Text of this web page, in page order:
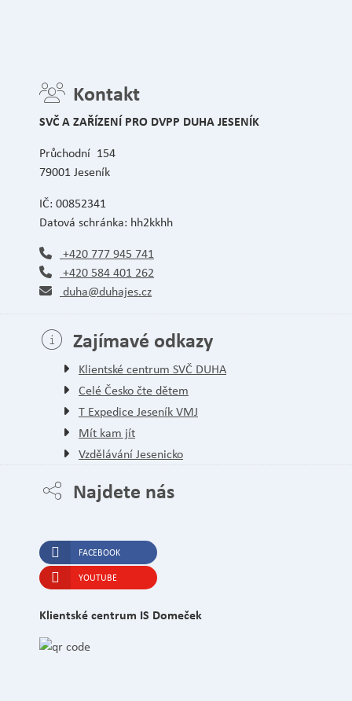
Kontakt
SVČ A ZAŘÍZENÍ PRO DVPP DUHA JESENÍK
Průchodní 154
79001 Jeseník
IČ: 00852341
Datová schránka: hh2kkhh
+420 777 945 741
+420 584 401 262
duha@duhajes.cz
Zajímavé odkazy
Klientské centrum SVČ DUHA
Celé Česko čte dětem
T Expedice Jeseník VMJ
Mít kam jít
Vzdělávání Jesenicko
Najdete nás
FACEBOOK
YOUTUBE
Klientské centrum IS Domeček